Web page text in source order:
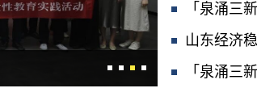
“泉城购
「泉涌三
山东经济
「泉涌三